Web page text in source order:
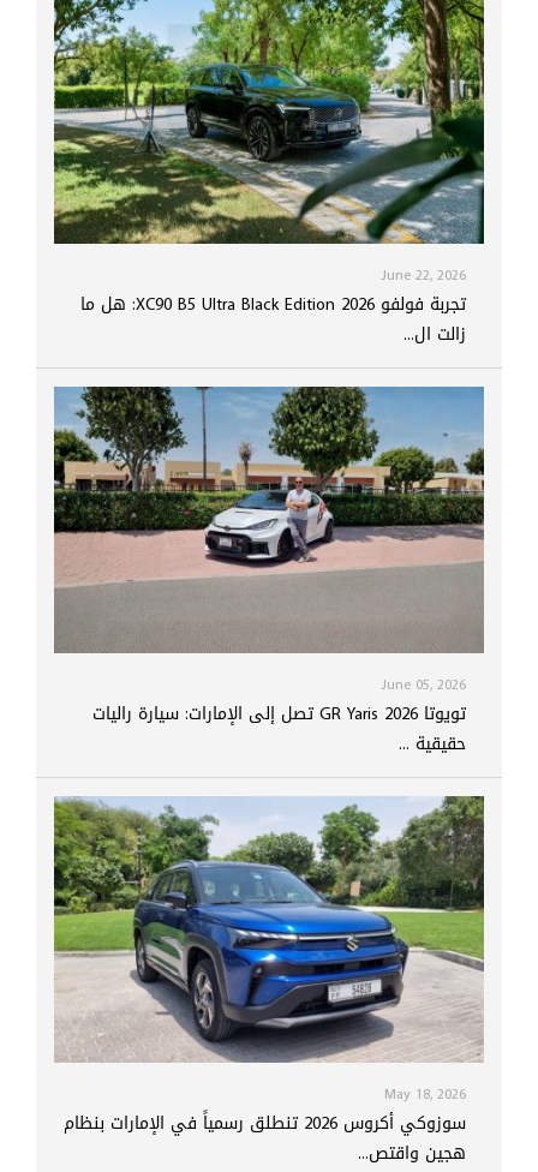
June 22, 2026
تجربة فولفو XC90 B5 Ultra Black Edition 2026: هل ما
زالت ال...
June 05, 2026
تويوتا GR Yaris 2026 تصل إلى الإمارات: سيارة راليات
حقيقية ...
May 18, 2026
سوزوكي أكروس 2026 تنطلق رسمياً في الإمارات بنظام
هجين واقتص...